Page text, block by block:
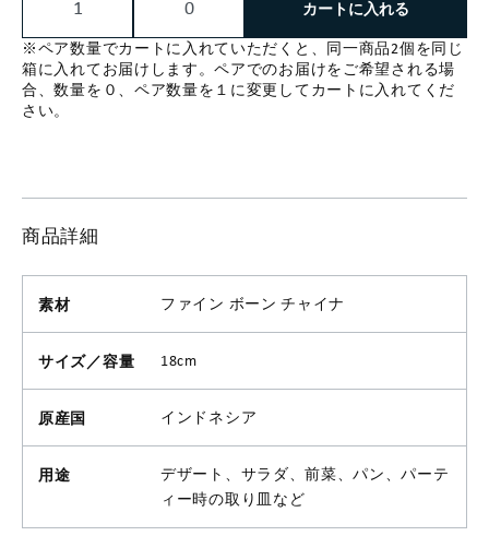
カートに入れる
※ペア数量でカートに入れていただくと、同一商品2個を同じ
箱に入れてお届けします。ペアでのお届けをご希望される場
合、数量を０、ペア数量を１に変更してカートに入れてくだ
さい。
商品詳細
素材 ファイン ボーン チャイナ
サイズ／容量 18cm
原産国 インドネシア
用途
デザート、サラダ、前菜、パン、パーテ
ィー時の取り皿など